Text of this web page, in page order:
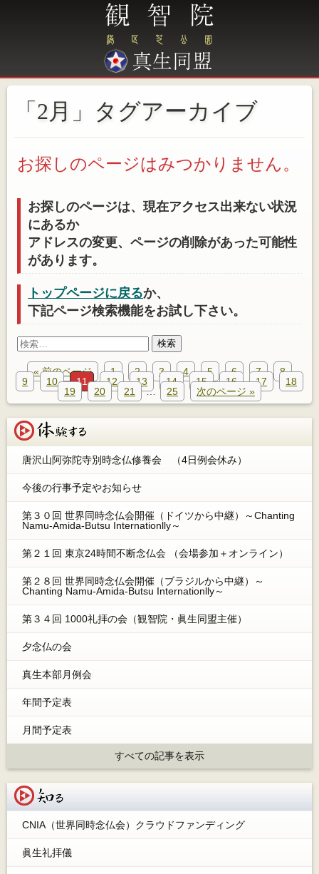
「2月」タグアーカイブ
お探しのページはみつかりません。
お探しのページは、現在アクセス出来ない状況
にあるか
アドレスの変更、ページの削除があった可能性
があります。
トップページに戻るか、
下記ページ検索機能をお試し下さい。
検
« 前のページ
1 2 3 4 5 6 7
8
9
10 11 12 13 14 15 16 17
18
19
20 21 … 25 次のページ »
唐沢山阿弥陀寺別時念仏修養会 （4日例会休み）
今後の行事予定やお知らせ
第３０回 世界同時念仏会開催（ドイツから中継）～Chanting
Namu-Amida-Butsu Internationlly～
第２１回 東京24時間不断念仏会 （会場参加＋オンライン）
第２８回 世界同時念仏会開催（ブラジルから中継）～
Chanting Namu-Amida-Butsu Internationlly～
第３４回 1000礼拝の会（観智院・眞生同盟主催）
夕念仏の会
真生本部月例会
年間予定表
月間予定表
すべての記事を表示
CNIA（世界同時念仏会）クラウドファンディング
眞生礼拝儀